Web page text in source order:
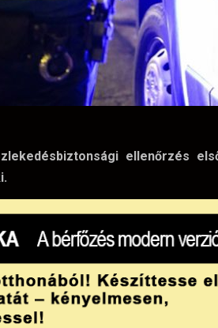
ellenőrzés